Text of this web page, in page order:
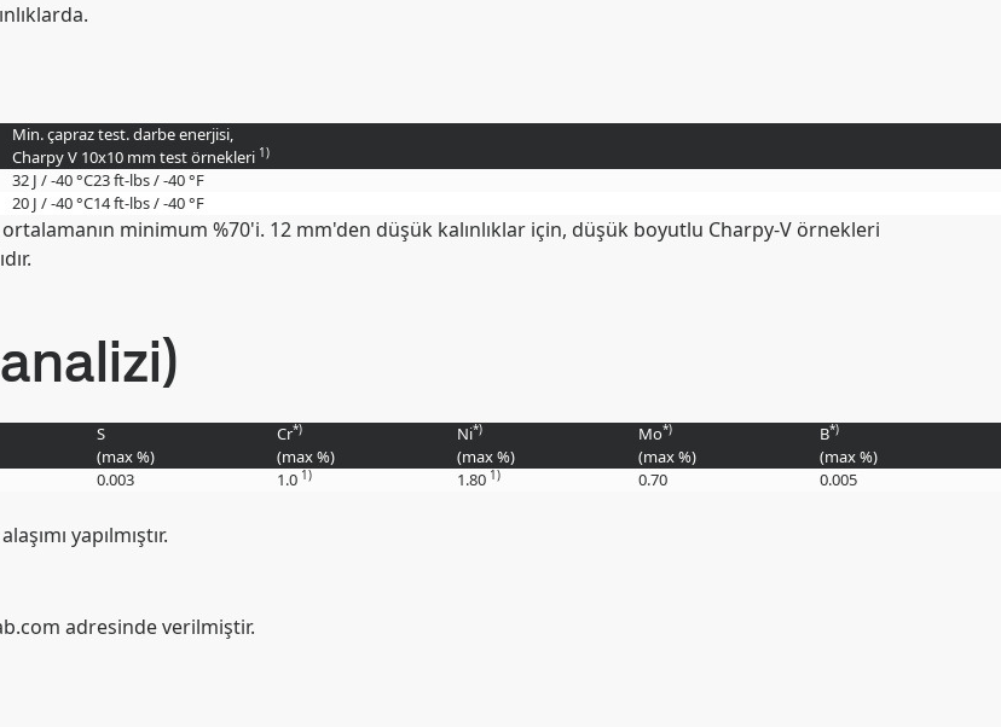
Min. çapraz test. darbe enerjisi,
Charpy V 10x10 mm test örnekleri 1)
32 J / -40 °C23 ft-lbs / -40 °F
20 J / -40 °C14 ft-lbs / -40 °F
minimum %70'i. 12 mm'den düşük kalınlıklar için, düşük boyutlu Charpy-V örnekleri
S
(max%)
Cr*)
(max%)
Ni*)
(max%)
Mo*)
(max%)
B*)
(max%)
0.003 1.0 1) 1.80 1) 0.70 0.005
yapılmıştır.
adresinde verilmiştir.